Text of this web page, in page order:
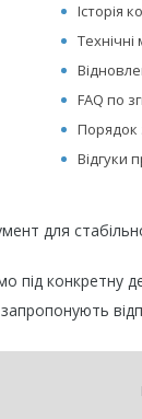
Історія
FAQ по
Порядок
Відгуки
для
під конкретну